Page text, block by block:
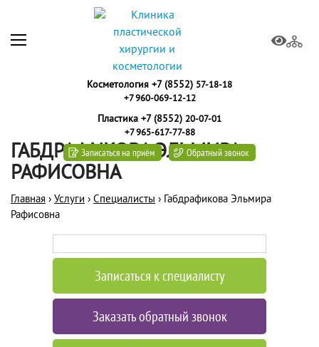
ГАБДРАФИКОВА ЭЛЬМИРА
РАФИСОВНА
Главная › Услуги › Специалисты › Габдрафикова Эльмира
Рафисовна
Записаться к специалисту
Заказать обратный звонок
Косметология +7 (8552) 57-18-18
+7 960-069-12-12
Пластика +7 (8552) 20-07-01
+7 965-617-77-88
Записаться на приём Обратный звонок